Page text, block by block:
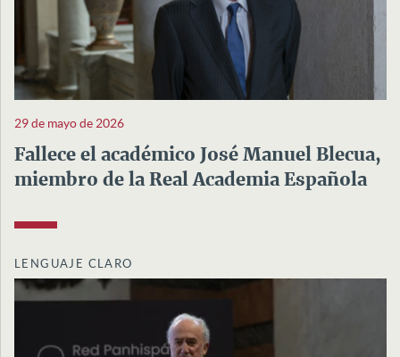
29 de mayo de 2026
Fallece el académico José Manuel Blecua,
miembro de la Real Academia Española
LENGUAJE CLARO